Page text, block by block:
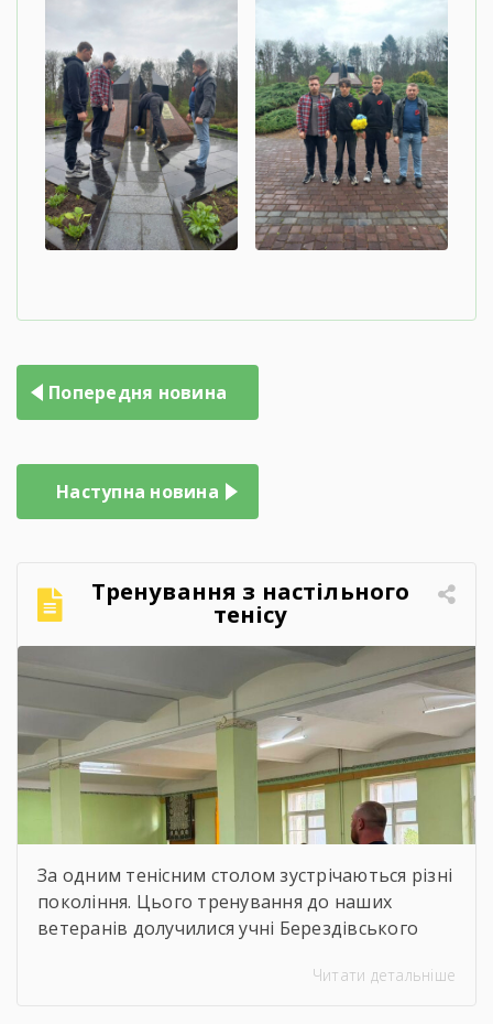
Попередня новина
Наступна новина
Тренування з настільного
тенісу
За одним тенісним столом зустрічаються різні
покоління. Цього тренування до наших
ветеранів долучилися учні Берездівського
усмішок і щирого спілкування. Саме такі
Читати детальніше